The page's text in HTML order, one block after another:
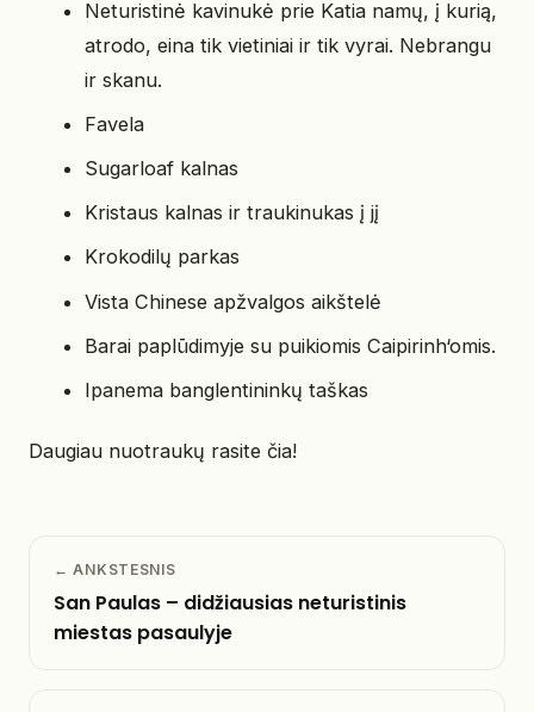
Neturistinė kavinukė prie Katia namų, į kurią,
atrodo, eina tik vietiniai ir tik vyrai. Nebrangu
ir skanu.
Favela
Sugarloaf kalnas
Kristaus kalnas ir traukinukas į jį
Krokodilų parkas
Vista Chinese apžvalgos aikštelė
Barai paplūdimyje su puikiomis Caipirinh‘omis.
Ipanema banglentininkų taškas
Daugiau nuotraukų rasite čia!
← ANKSTESNIS
San Paulas – didžiausias neturistinis
miestas pasaulyje